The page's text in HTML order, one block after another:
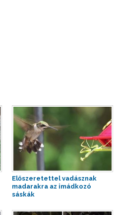
Előszeretettel vadásznak
madarakra az imádkozó
sáskák